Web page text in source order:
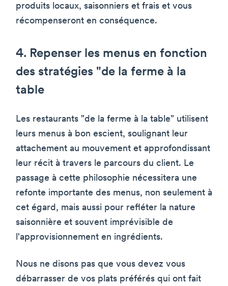
produits locaux, saisonniers et frais et vous
récompenseront en conséquence.
4. Repenser les menus en fonction
des stratégies "de la ferme à la
table
Les restaurants "de la ferme à la table" utilisent
leurs menus à bon escient, soulignant leur
attachement au mouvement et approfondissant
leur récit à travers le parcours du client. Le
passage à cette philosophie nécessitera une
refonte importante des menus, non seulement à
cet égard, mais aussi pour refléter la nature
saisonnière et souvent imprévisible de
l'approvisionnement en ingrédients.
Nous ne disons pas que vous devez vous
débarrasser de vos plats préférés qui ont fait